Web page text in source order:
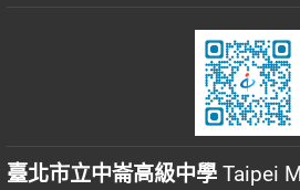
臺北市立中崙高級中學 Taipei